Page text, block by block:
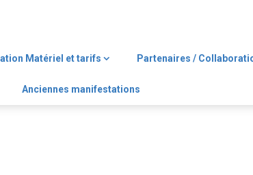
Matériel et tarifs Partenaires /
Anciennes manifestations